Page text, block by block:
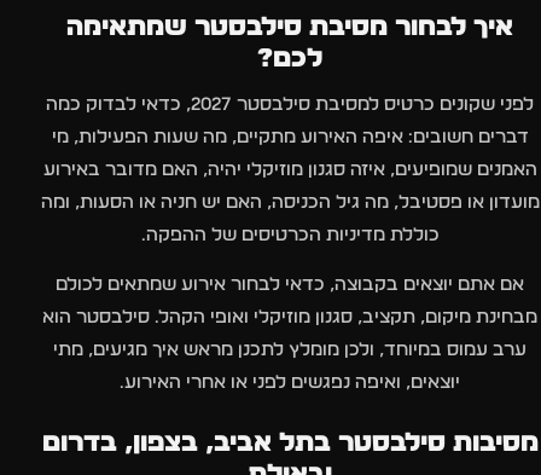
איך לבחור מסיבת סילבסטר שמתאימה
לכם?
לפני שקונים כרטיס למסיבת סילבסטר 2027, כדאי לבדוק כמה
דברים חשובים: איפה האירוע מתקיים, מה שעות הפעילות, מי
האמנים שמופיעים, איזה סגנון מוזיקלי יהיה, האם מדובר באירוע
מועדון או פסטיבל, מה גיל הכניסה, האם יש חניה או הסעות, ומה
כוללת מדיניות הכרטיסים של ההפקה.
אם אתם יוצאים בקבוצה, כדאי לבחור אירוע שמתאים לכולם
מבחינת מיקום, תקציב, סגנון מוזיקלי ואופי הקהל. סילבסטר הוא
ערב עמוס במיוחד, ולכן מומלץ לתכנן מראש איך מגיעים, מתי
יוצאים, ואיפה נפגשים לפני או אחרי האירוע.
מסיבות סילבסטר בתל אביב, בצפון, בדרום